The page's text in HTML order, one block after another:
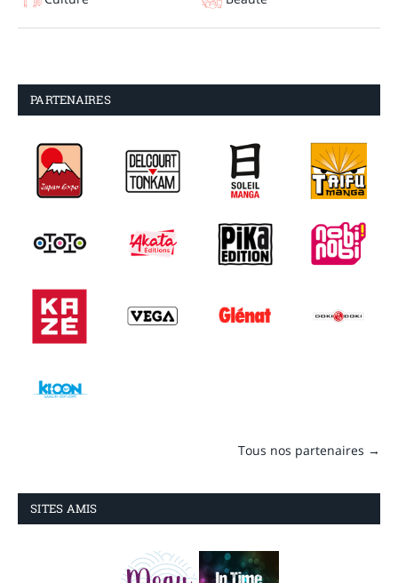
PARTENAIRES
Tous nos partenaires →
SITES AMIS